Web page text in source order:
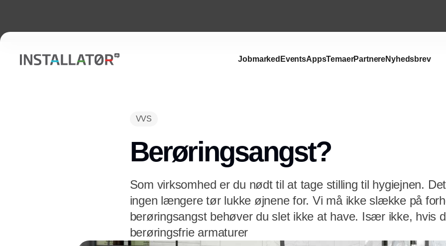
Jobmarked EventsAppsTemaerPartnereNyhedsbrev
VVS
Berøringsangst?
Som virksomhed er du nødt til at tage stilling til hygiejnen.
ingen længere tør lukke øjnene for. Vi må ikke slække på
berøringsangst behøver du slet ikke at have. Især ikke, hvis
berøringsfrie armaturer